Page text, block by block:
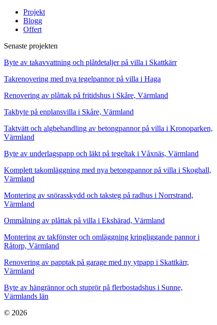
Projekt
Blogg
Offert
Senaste projekten
Byte av takavvattning och plåtdetaljer på villa i Skattkärr
Takrenovering med nya tegelpannor på villa i Haga
Renovering av plåttak på fritidshus i Skåre, Värmland
Takbyte på enplansvilla i Skåre, Värmland
Taktvätt och algbehandling av betongpannor på villa i Kronoparken,
Värmland
Byte av underlagspapp och läkt på tegeltak i Våxnäs, Värmland
Komplett takomläggning med nya betongpannor på villa i Skoghall,
Värmland
Montering av snörasskydd och taksteg på radhus i Norrstrand,
Värmland
Ommålning av plåttak på villa i Ekshärad, Värmland
Montering av takfönster och omläggning kringliggande pannor i
Råtorp, Värmland
Renovering av papptak på garage med ny ytpapp i Skattkärr,
Värmland
Byte av hängrännor och stuprör på flerbostadshus i Sunne,
Värmlands län
© 2026